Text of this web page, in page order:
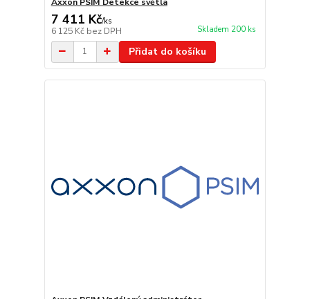
7 411 Kč/ks
6 125 Kč bez DPH Skladem 200 ks
Přidat do košíku